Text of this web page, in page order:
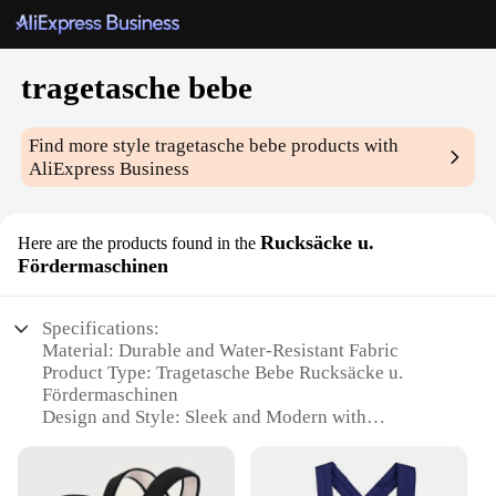
tragetasche bebe
Find more styletragetasche bebe products with
AliExpress Business
Here are the products found in the Rucksäcke u.
Fördermaschinen
Specifications:
Material: Durable and Water-Resistant Fabric
Product Type: Tragetasche Bebe Rucksäcke u.
Fördermaschinen
Design and Style: Sleek and Modern with
Usage and Purpose: Ideal for Travel and Daily Use
Shape and Size: Compact and Lightweight